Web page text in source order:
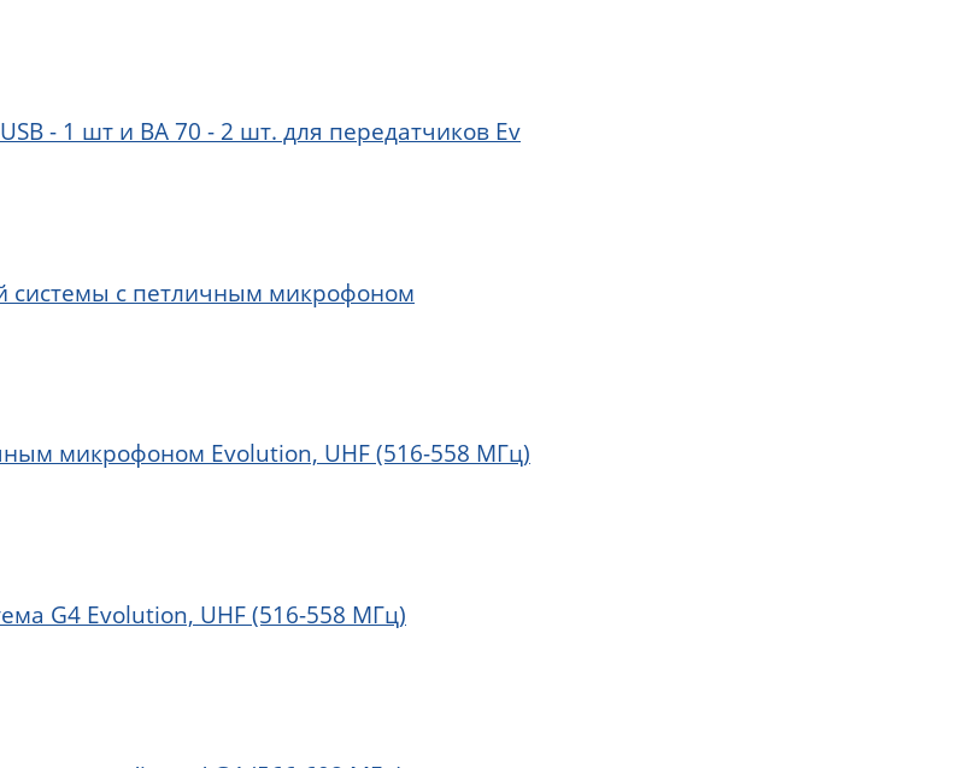
USB - 1 шт и BA 70 - 2 шт. для передатчиков Ev
системы с петличным микрофоном
микрофоном Evolution, UHF (516-558 МГц)
G4 Evolution, UHF (516-558 МГц)